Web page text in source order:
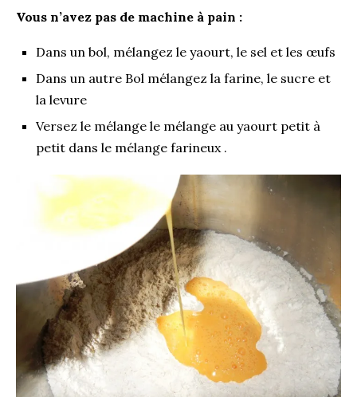
Vous n’avez pas de machine à pain :
Dans un bol, mélangez le yaourt, le sel et les œufs
Dans un autre Bol mélangez la farine, le sucre et
la levure
Versez le mélange le mélange au yaourt petit à
petit dans le mélange farineux .